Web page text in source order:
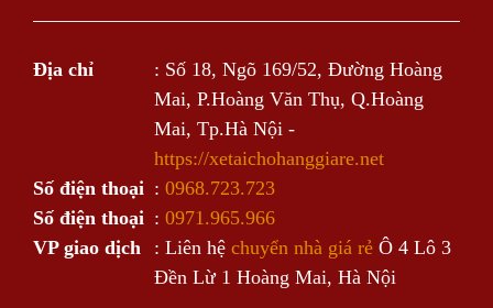
Địa chỉ
: Số 18, Ngõ 169/52, Đường Hoàng
Mai, P.Hoàng Văn Thụ, Q.Hoàng
Mai, Tp.Hà Nội -
https://xetaichohanggiare.net
Số điện thoại : 0968.723.723
Số điện thoại : 0971.965.966
VP giao dịch
: Liên hệ chuyển nhà giá rẻ Ô 4 Lô 3
Đền Lừ 1 Hoàng Mai, Hà Nội